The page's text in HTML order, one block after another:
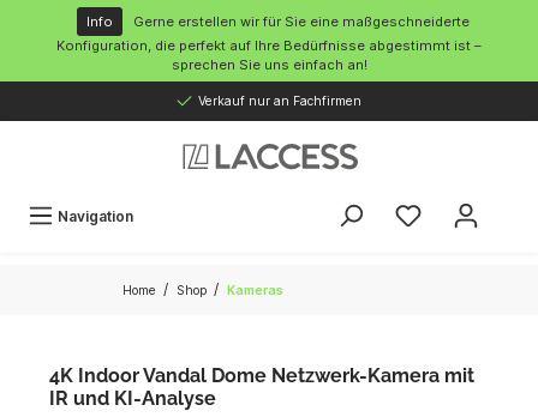
springen
Info
Gerne erstellen wir für Sie eine maßgeschneiderte
Konfiguration, die perfekt auf Ihre Bedürfnisse abgestimmt ist –
sprechen Sie uns einfach an!
Verkauf nur an Fachfirmen
Navigation
Home / Shop / Kameras
4K Indoor Vandal Dome Netzwerk-Kamera mit
IR und KI-Analyse